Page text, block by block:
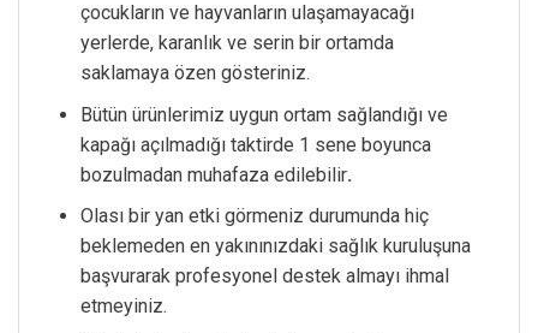
çocukların ve hayvanların ulaşamayacağı
yerlerde, karanlık ve serin bir ortamda
saklamaya özen gösteriniz.
Bütün ürünlerimiz uygun ortam sağlandığı ve
kapağı açılmadığı taktirde 1 sene boyunca
bozulmadan muhafaza edilebilir.
Olası bir yan etki görmeniz durumunda hiç
beklemeden en yakınınızdaki sağlık kuruluşuna
başvurarak profesyonel destek almayı ihmal
etmeyiniz.